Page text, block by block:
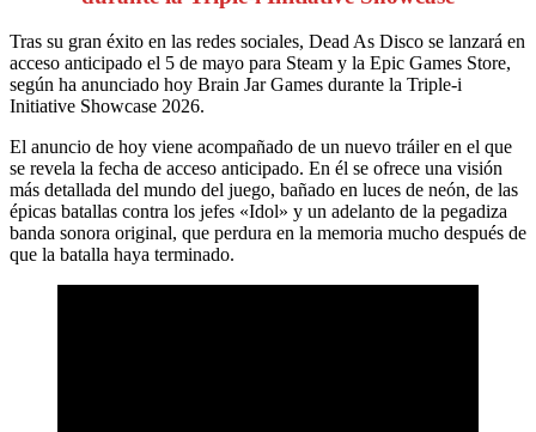
Tras su gran éxito en las redes sociales, Dead As Disco se lanzará en
acceso anticipado el 5 de mayo para Steam y la Epic Games Store,
según ha anunciado hoy Brain Jar Games durante la Triple-i
Initiative Showcase 2026.
El anuncio de hoy viene acompañado de un nuevo tráiler en el que
se revela la fecha de acceso anticipado. En él se ofrece una visión
más detallada del mundo del juego, bañado en luces de neón, de las
épicas batallas contra los jefes «Idol» y un adelanto de la pegadiza
banda sonora original, que perdura en la memoria mucho después de
que la batalla haya terminado.